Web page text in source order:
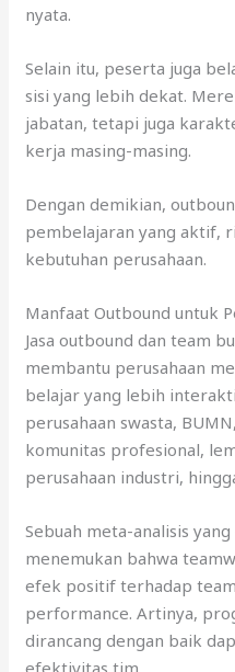
nyata.
Selain itu, peserta juga
sisi yang lebih dekat.
jabatan, tetapi juga
kerja masing-masing.
Dengan demikian,
pembelajaran yang aktif,
kebutuhan perusahaan.
Manfaat Outbound untuk
Jasa outbound dan team
membantu perusahaan
belajar yang lebih
perusahaan swasta,
komunitas profesional,
perusahaan industri,
Sebuah meta-analisis
menemukan bahwa
efek positif terhadap
performance. Artinya,
dirancang dengan baik
efektivitas tim.